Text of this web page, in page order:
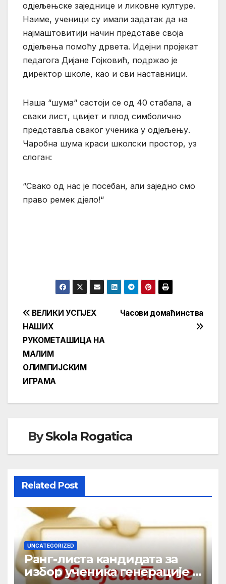
одјељењске заједнице и ликовне културе.
Наиме, ученици су имали задатак да на
најмаштовитији начин представе своја
одјељења помоћу дрвета. Идејни пројекат
педагога Дијане Гојковић, подржао је
директор школе, као и сви наставници.
Наша “шума“ састоји се од 40 стабала, а
сваки лист, цвијет и плод симболично
представља сваког ученика у одјељењу.
Чаробна шума краси школски простор, уз
слоган:
“Свако од нас је посебан, али заједно смо
право ремек дјело!“
Кретање
чланка
Часови домаћинства
ВЕЛИКИ УСПЈЕХ
НАШИХ
РУКОМЕТАШИЦА НА
МАЛИМ
ОЛИМПИЈСКИМ
ИГРАМА
BySkola Rogatica
Related Post
UNCATEGORIZED
Ранг-листа кандидата за
избор ученика генерације у